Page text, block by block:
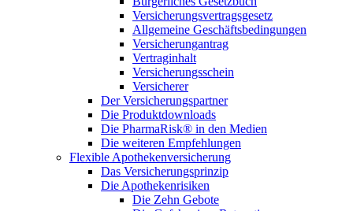
Versicherungsvertragsgesetz
Allgemeine Geschäftsbedingungen
Versicherungantrag
Vertraginhalt
Versicherungsschein
Versicherer
Der Versicherungspartner
Die Produktdownloads
Die PharmaRisk® in den Medien
Die weiteren Empfehlungen
Flexible Apothekenversicherung
Das Versicherungsprinzip
Die Apothekenrisiken
Die Zehn Gebote